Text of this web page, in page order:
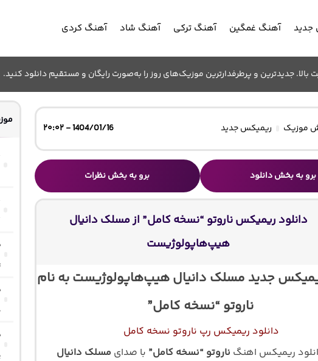
جدید آهنگ غمگین آهنگ ترکی آهنگ شاد آهنگ کردی
جدیدترین و پرطرفدارترین موزیک‌های روز را به‌صورت رایگان و مستقیم دانلود کنید.
موزیک ریمیکس جدید 1404/01/16 - ۲۰:۰۲
برو به بخش دانلود برو به بخش نظرات
دانلود ریمیکس ناروتو “نسخه کامل” از مسلک دانیال
هیپ‌هاپولوژیست
جدید مسلک دانیال هیپ‌هاپولوژیست به نام
ناروتو “نسخه کامل”
دانلود ریمیکس رپ ناروتو نسخه کامل
ریمیکس اهنگ ناروتو “نسخه کامل” با صدای مسلک دانیال